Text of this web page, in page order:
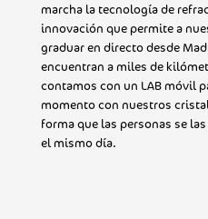
marcha la tecnología de
innovación que permite a
graduar en directo desde
encuentran a miles de
contamos con un LAB móvil
momento con nuestros
forma que las personas se
el mismo día.